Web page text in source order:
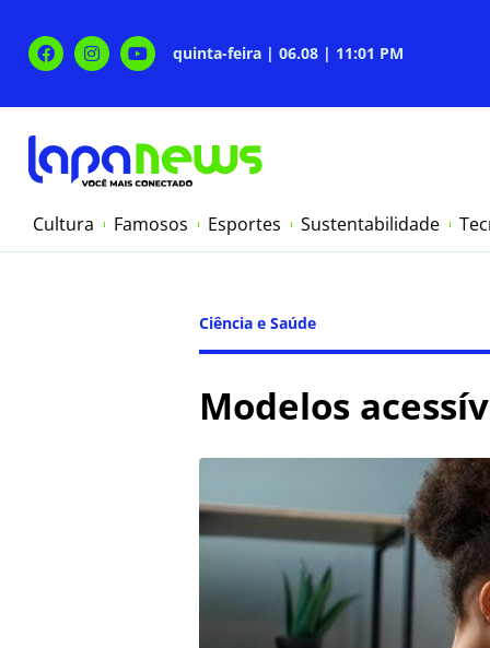
quinta-feira | 06.08 | 11:01 PM
Cultura Famosos Esportes Sustentabilidade
Ciência e Saúde
Modelos